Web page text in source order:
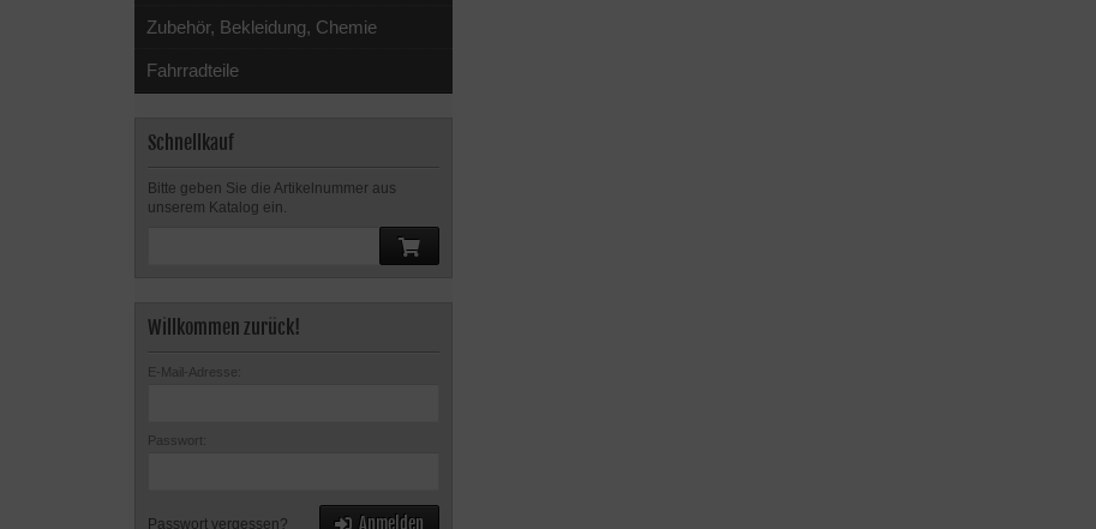
Zubehör, Bekleidung, Chemie
Fahrradteile
Schnellkauf
Bitte geben Sie die Artikelnummer aus
unserem Katalog ein.
Willkommen zurück!
E-Mail-Adresse:
Passwort:
Passwort vergessen? Anmelden